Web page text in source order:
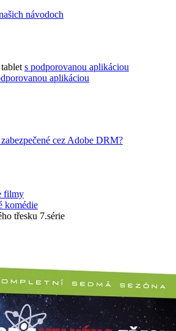
návodoch
s podporovanou aplikáciou
aplikáciou
cez Adobe DRM?
filmy
komédie
třesku 7.série